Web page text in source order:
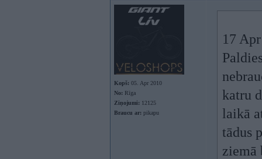
Kopš: 05. Apr 2010
No: Rīga
Ziņojumi: 12125
Braucu ar: pikapu
17
katru
laikā
tādus
ziemā